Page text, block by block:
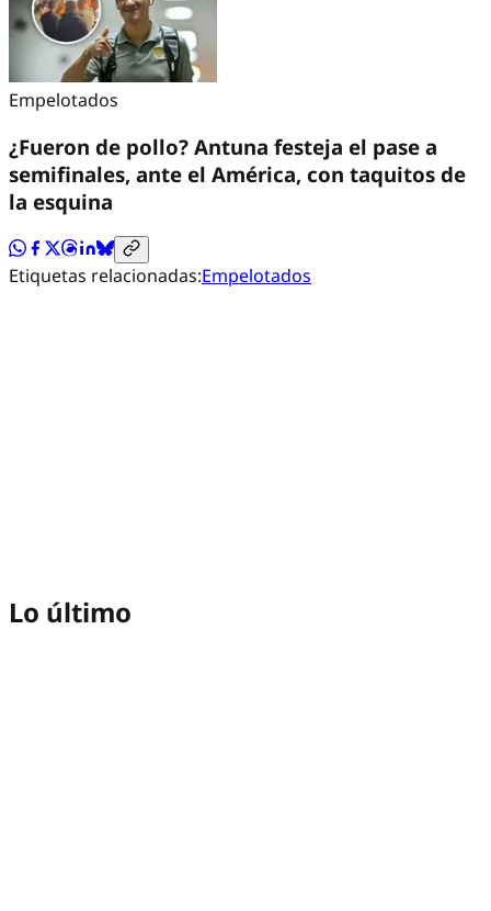
Empelotados
¿Fueron de pollo? Antuna festeja el pase a
semifinales, ante el América, con taquitos de
la esquina
Etiquetas relacionadas:Empelotados
Lo último